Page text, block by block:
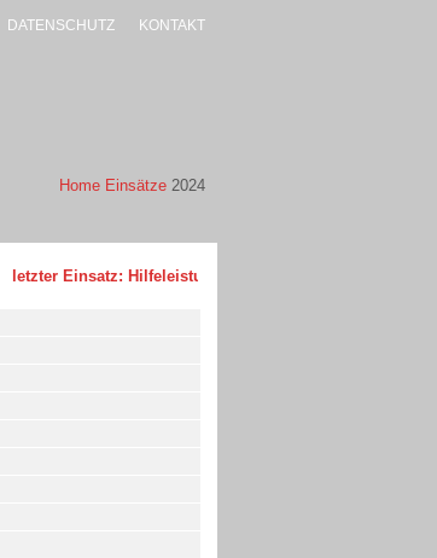
DATENSCHUTZ KONTAKT
Home Einsätze 2024
letzter Einsatz: Hilfeleistung - klein - 02.08.2026 um 17:53